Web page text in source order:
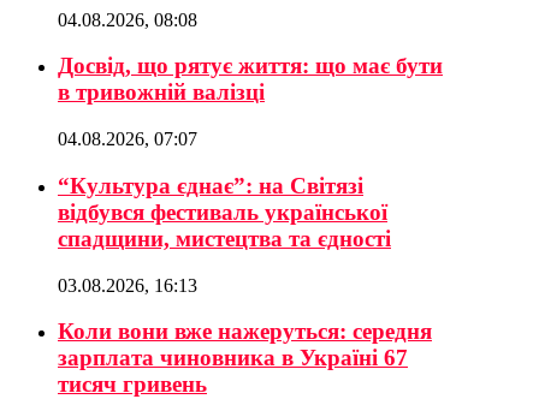
04.08.2026, 08:08
Досвід, що рятує життя: що має бути
в тривожній валізці
04.08.2026, 07:07
“Культура єднає”: на Світязі
відбувся фестиваль української
спадщини, мистецтва та єдності
03.08.2026, 16:13
Коли вони вже нажеруться: середня
зарплата чиновника в Україні 67
тисяч гривень